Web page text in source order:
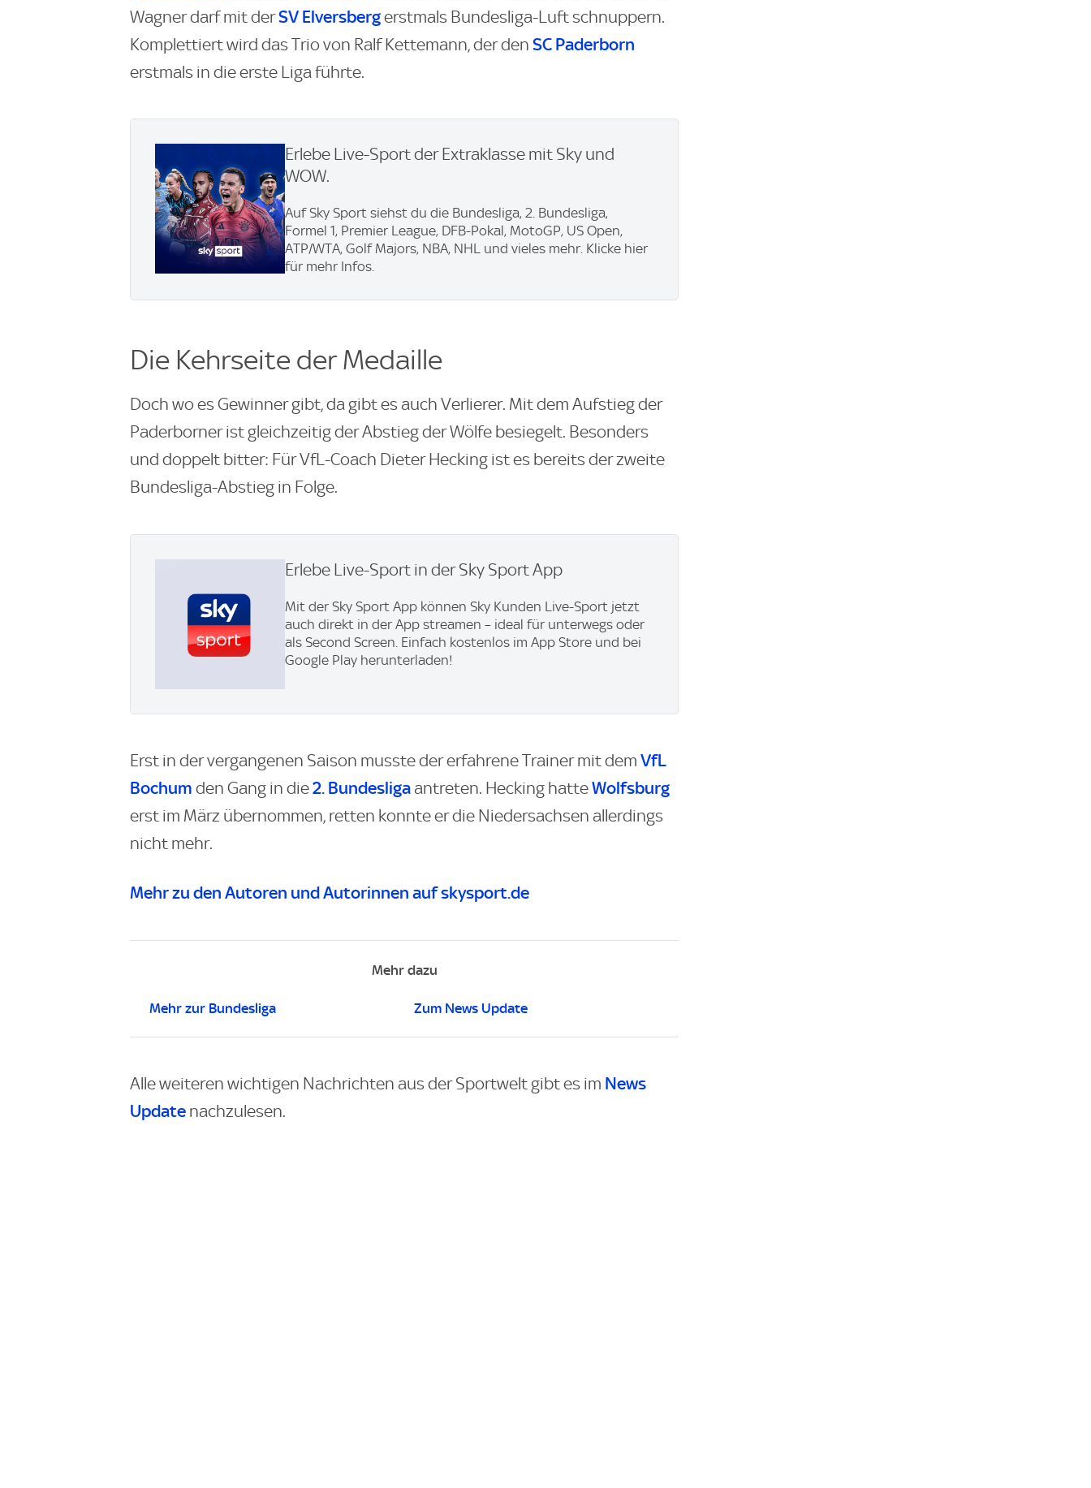
Wagner darf mit derSV Elversbergerstmals Bundesliga-Luft schnuppern.
Komplettiert wird das Trio von Ralf Kettemann, der den SC Paderborn
erstmals in die erste Liga führte.
Erlebe Live-Sport der Extraklasse mit Sky und
WOW.
Auf Sky Sport siehst du die Bundesliga, 2. Bundesliga,
Formel 1, Premier League, DFB-Pokal, MotoGP, US Open,
ATP/WTA, Golf Majors, NBA, NHL und vieles mehr. Klicke hier
für mehr Infos.
Die Kehrseite der Medaille
Doch wo es Gewinner gibt, da gibt es auch Verlierer. Mit dem Aufstieg der
Paderborner ist gleichzeitig der Abstieg der Wölfe besiegelt. Besonders
und doppelt bitter: Für VfL-Coach Dieter Hecking ist es bereits der zweite
Bundesliga-Abstieg in Folge.
Erlebe Live-Sport in der Sky Sport App
Mit der Sky Sport App können Sky Kunden Live-Sport jetzt
auch direkt in der App streamen – ideal für unterwegs oder
als Second Screen. Einfach kostenlos im App Store und bei
Google Play herunterladen!
Erst in der vergangenen Saison musste der erfahrene Trainer mit dem VfL
Bochum den Gang in die2. Bundesligaantreten. Hecking hatteWolfsburg
erst im März übernommen, retten konnte er die Niedersachsen allerdings
nicht mehr.
Mehr zu den Autoren und Autorinnen auf skysport.de
Mehr dazu
Mehr zur Bundesliga Zum News Update
Alle weiteren wichtigen Nachrichten aus der Sportwelt gibt es im News
Update nachzulesen.